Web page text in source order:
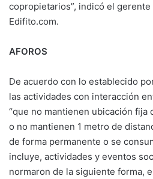
copropietarios”, indicó el
Edifito.com.
AFOROS
De acuerdo con lo establecido
las actividades con interacción
“que no mantienen ubicación fija
o no mantienen 1 metro de
de forma permanente o se
incluye, actividades y eventos
normaron de la siguiente forma,